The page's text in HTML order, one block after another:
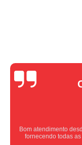
Equipe nota 10,